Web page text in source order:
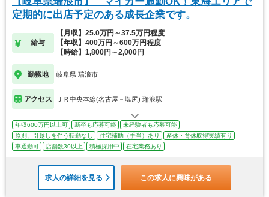
定期的に出店予定のある成長企業です。
給与
【月収】25.0万円～37.5万円程度
【年収】400万円～600万円程度
【時給】1,800円～2,000円
勤務地 岐阜県 瑞浪市
アクセス ＪＲ中央本線(名古屋－塩尻) 瑞浪駅
年収600万円以上可 新卒も応募可能
未経験者も応募可能
原則、引越しを伴う転勤なし
住宅補助（手当）あり
産休・育休取得実績有り
車通勤可
店舗数30以上 積極採用中 在宅業務あり
求人の詳細を見る この求人に興味がある